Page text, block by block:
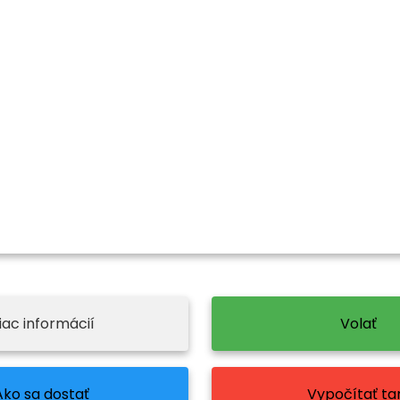
informácií Volať
sa dostať Vypočítať